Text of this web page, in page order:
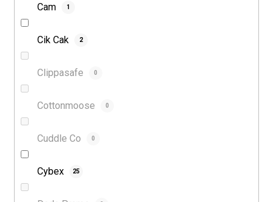
Cam 1
Cik Cak 2
Clippasafe 0
Cottonmoose 0
Cuddle Co 0
Cybex 25